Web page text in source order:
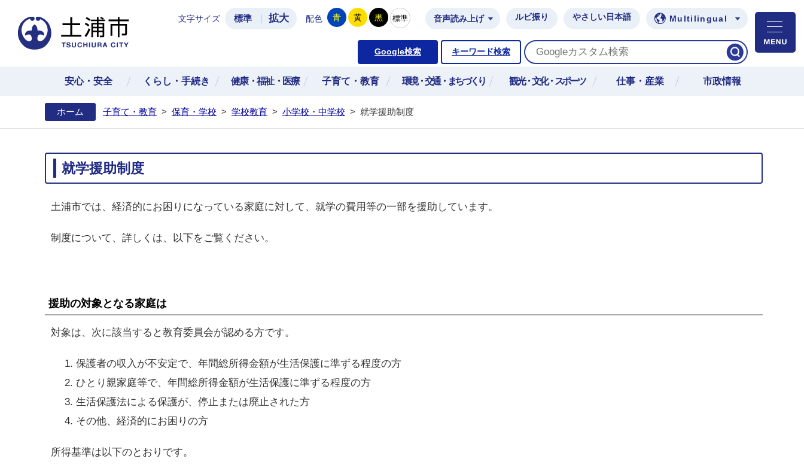
土浦市公式ホームページ
文字サイズ 標準 拡大 配色 青 黄 黒 標準 音声読み上げ ルビ振り やさしい日本語 Multilingual
Google検索 キーワード検索
安心・安全 くらし・手続き 健康・福祉・医療 子育て・教育 環境・交通・まちづくり 観光・文化・スポーツ 仕事・産業 市政情報
ホーム 子育て・教育 > 保育・学校 > 学校教育 > 小学校・中学校 > 就学援助制度
就学援助制度
土浦市では、経済的にお困りになっている家庭に対して、就学の費用等の一部を援助しています。
制度について、詳しくは、以下をご覧ください。
援助の対象となる家庭は
対象は、次に該当すると教育委員会が認める方です。
保護者の収入が不安定で、年間総所得金額が生活保護に準ずる程度の方
ひとり親家庭等で、年間総所得金額が生活保護に準ずる程度の方
生活保護法による保護が、停止または廃止された方
その他、経済的にお困りの方
所得基準は以下のとおりです。